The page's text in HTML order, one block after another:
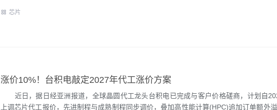
芯片
涨价10%！台积电敲定2027年代工涨价方案
近日，据日经亚洲报道，全球晶圆代工龙头台积电已完成与客户价格磋商，计划自
上调芯片代工报价，先进制程与成熟制程同步调价，叠加高性能计算(HPC)追加订单额外